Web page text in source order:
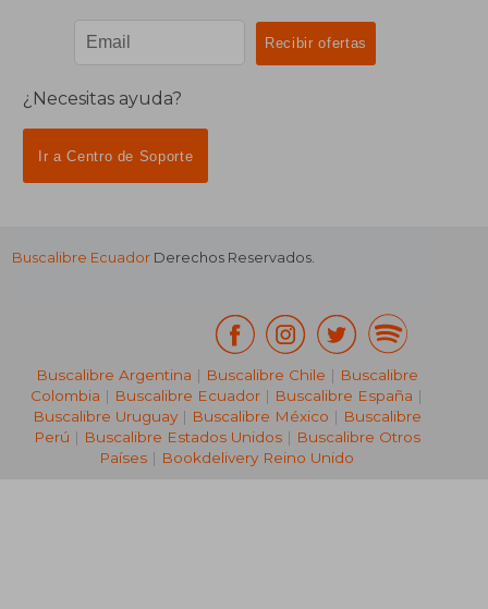
¿Necesitas ayuda?
Ir a Centro de Soporte
Buscalibre Ecuador Derechos Reservados.
Buscalibre Argentina | Buscalibre Chile | Buscalibre
Colombia | Buscalibre Ecuador | Buscalibre España |
Buscalibre Uruguay| Buscalibre México | Buscalibre
Perú | Buscalibre Estados Unidos| Buscalibre Otros
Países | Bookdelivery Reino Unido